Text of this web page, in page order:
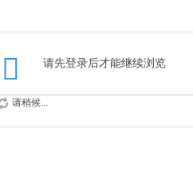
请先登录后才能继续浏览
请稍候...